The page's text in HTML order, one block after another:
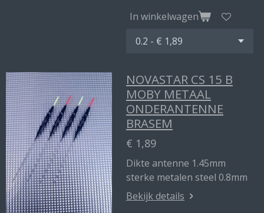
In winkelwagen
NOVASTAR CS 15 B
MOBY METAAL
ONDERANTENNE
BRASEM
€ 1,89
Dikte antenne 1.45mm
sterke metalen steel 0.8mm
Bekijk details